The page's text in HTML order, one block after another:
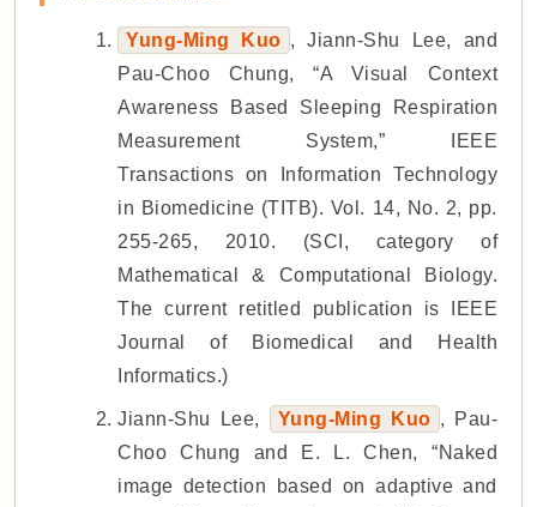
Yung-Ming Kuo , Jiann-Shu Lee, and
Pau-Choo Chung, “A Visual Context
Awareness Based Sleeping Respiration
Measurement System,” IEEE
Transactions on Information Technology
in Biomedicine (TITB). Vol. 14, No. 2, pp.
255-265, 2010. (SCI, category of
Mathematical & Computational Biology.
The current retitled publication is IEEE
Journal of Biomedical and Health
Informatics.)
Jiann-Shu Lee, Yung-Ming Kuo , Pau-
Choo Chung and E. L. Chen, “Naked
image detection based on adaptive and